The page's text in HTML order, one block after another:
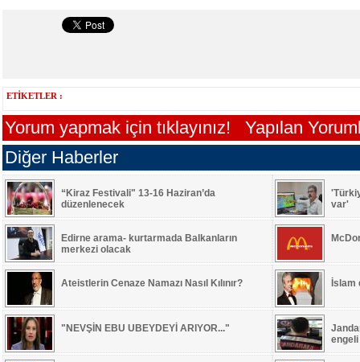
ETİKETLER :
Yorum yapmak için tıklayınız!
Yapılan
Diğer Haberler
“Kiraz Festivali" 13-16 Haziran’da
düzenlenecek
var'
Edirne arama- kurtarmada Balkanların
merkezi olacak
Ateistlerin Cenaze Namazı Nasıl Kılınır? İslam
"NEVŞİN EBU UBEYDEYİ ARIYOR..."